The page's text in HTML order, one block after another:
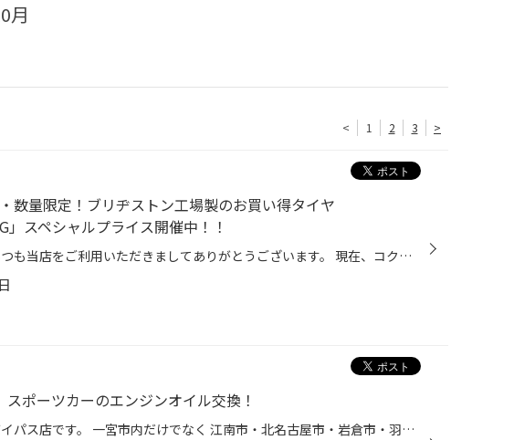
月
< 1 2 3 >
数量限定！ブリヂストン工場製のお買い得タイヤ
」スペシャルプライス開催中！！
こんにちは、いつも当店をご利用いただきましてありがとうございます。 現在、コクピット・タイヤ館の一部店舗におきまして、 期間限定！ サイズ限定！！ 数量限定！！！ で、ブリヂストン工場製のお買い得タイヤ「SEIBERLING」をスペシャルプライスでご提供中です。 もちろん、当店でもご提供して...
スポーツカーのエンジンオイル交換！
タイヤ館一宮バイパス店です。 一宮市内だけでなく 江南市・北名古屋市・岩倉市・羽島市などからもご来店頂きまして ありがとうございます！ 【タイヤ館一宮アクセスMAP】↓ 店舗情報 本日は、エンジンオイルの交換作業です＼(^^)／ 主役のお車は、日産 GT-R(R35)になります！ そして、今回使用した...